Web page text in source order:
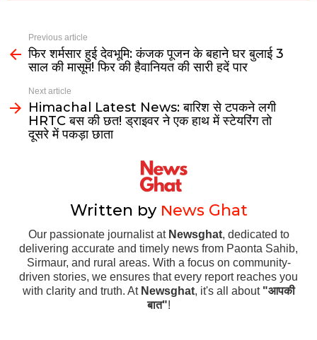
Previous article
फिर शर्मसार हुई देवभूमि: कंजक पूजन के बहाने घर बुलाई 3
साल की मासूम! फिर की हैवानियत की सारी हदें पार
Next article
Himachal Latest News: बारिश से टपकने लगी
HRTC बस की छत! ड्राइवर ने एक हाथ में स्टेयरिंग तो
दूसरे में पकड़ा छाता
Written by News Ghat
Our passionate journalist at Newsghat, dedicated to
delivering accurate and timely news from Paonta Sahib,
Sirmaur, and rural areas. With a focus on community-
driven stories, we ensures that every report reaches you
with clarity and truth. At Newsghat, it's all about "आपकी
बात"!